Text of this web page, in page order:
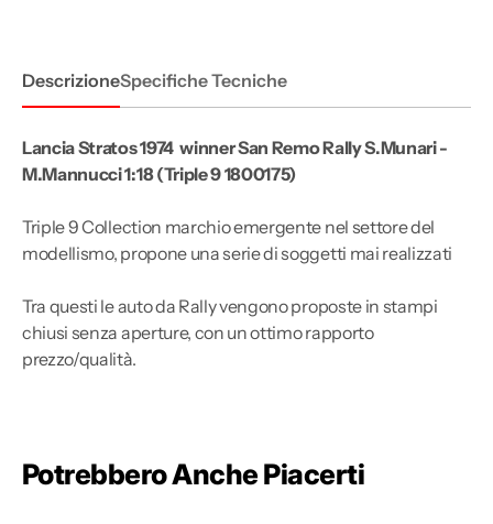
1:18
1:18
DescrizioneSpecifiche Tecniche
Lancia Stratos 1974 winner San Remo Rally S.Munari -
M.Mannucci 1:18 (Triple 9 1800175)
Triple 9 Collection marchio emergente nel settore del
modellismo, propone una serie di soggetti mai realizzati
Tra questi le auto da Rally vengono proposte in stampi
chiusi senza aperture, con un ottimo rapporto
prezzo/qualità.
Potrebbero Anche Piacerti